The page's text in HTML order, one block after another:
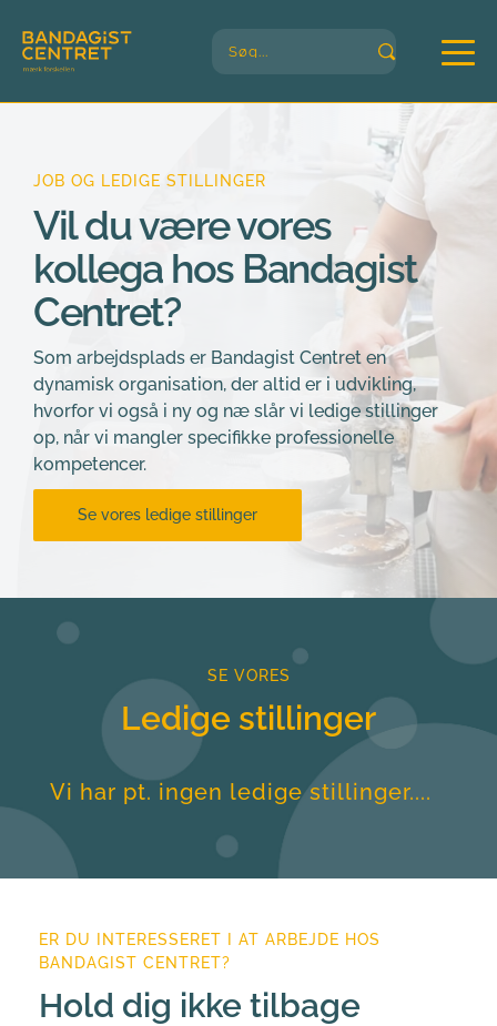
Søg...
JOB OG LEDIGE STILLINGER
Vil du være vores
kollega hos Bandagist
Centret?
Som arbejdsplads er Bandagist Centret en
dynamisk organisation, der altid er i udvikling,
hvorfor vi også i ny og næ slår vi ledige stillinger
op, når vi mangler specifikke professionelle
kompetencer.
Se vores ledige stillinger
SE VORES
Ledige stillinger
Vi har pt. ingen ledige stillinger....
ER DU INTERESSERET I AT ARBEJDE HOS
BANDAGIST CENTRET?
Hold dig ikke tilbage